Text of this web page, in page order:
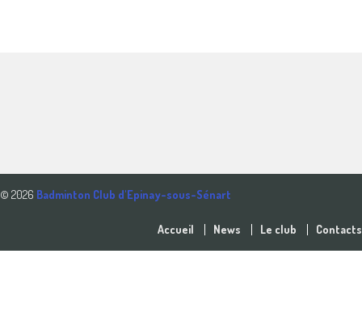
© 2026 Badminton Club d'Epinay-sous-Sénart
Accueil News Le club Contacts